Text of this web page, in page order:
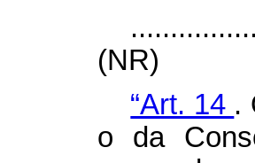
(NR)
“Art. 14 .
o da